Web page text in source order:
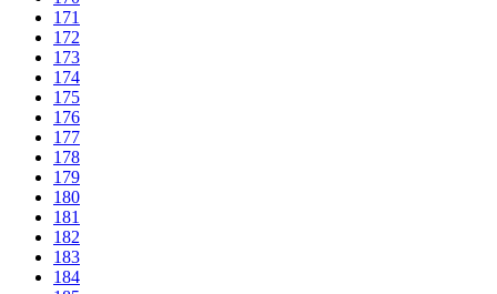
171
172
173
174
175
176
177
178
179
180
181
182
183
184